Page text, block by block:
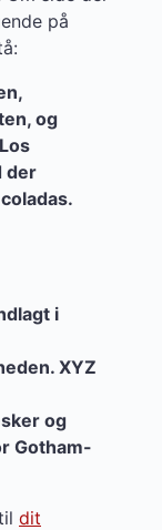
på
og
der
i
XYZ
og
Gotham-
dit